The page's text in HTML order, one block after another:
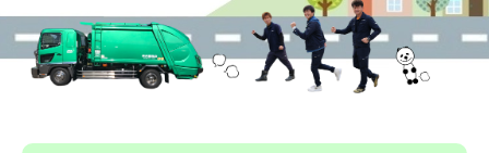
I
Published byseijion2022年12月19日